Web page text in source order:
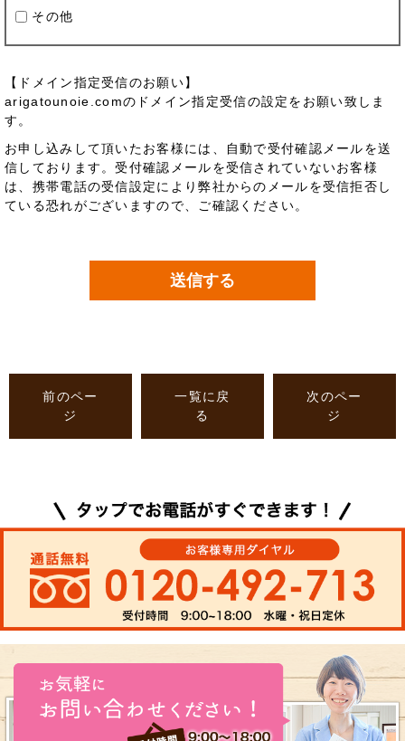
その他
【ドメイン指定受信のお願い】
arigatounoie.comのドメイン指定受信の設定をお願い致しま
す。
お申し込みして頂いたお客様には、自動で受付確認メールを送
信しております。受付確認メールを受信されていないお客様
は、携帯電話の受信設定により弊社からのメールを受信拒否し
ている恐れがございますので、ご確認ください。
前のペー
ジ
一覧に戻
る
次のペー
ジ